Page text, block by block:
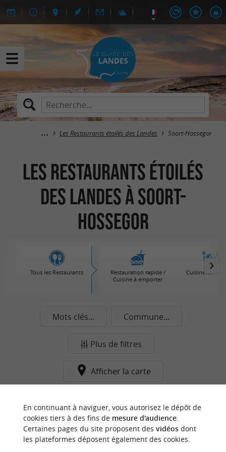
Les Restaurants étoilés des Landes Soort-Hossegor
Les Restaurants étoilés
des Landes à Soort-
Hossegor
Tous les Restaurants
Restauration rapide /
Cuisine à emporter
Cuisine du
Mots clés... Commune...
Plus de filtres
Afficher la carte
commune pour le moment...
En continuant à naviguer, vous autorisez le dépôt de
cookies tiers à des fins de mesure d'audience.
Certaines pages du site proposent des vidéosdont
les plateformes déposent également des cookies.